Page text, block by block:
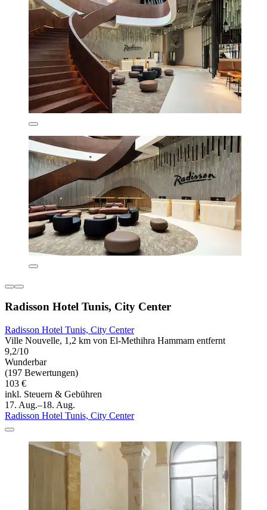
Radisson Hotel Tunis, City Center
Radisson Hotel Tunis, City Center
Ville Nouvelle, 1,2 km von El-Methihra Hammam entfernt
9,2/10
Wunderbar
(197 Bewertungen)
103 €
inkl. Steuern & Gebühren
17. Aug.–18. Aug.
Radisson Hotel Tunis, City Center